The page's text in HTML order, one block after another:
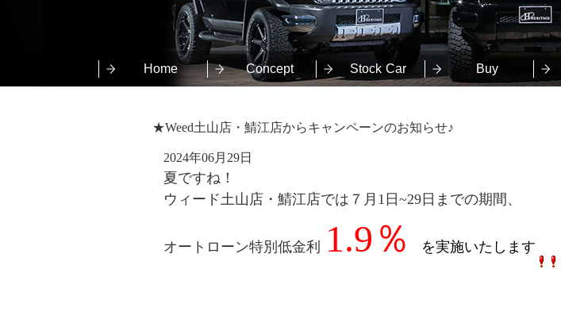
Home Concept Stock Car Buy
★Weed土山店・鯖江店からキャンペーンのお知らせ♪
2024年06月29日
夏ですね！
ウィード土山店・鯖江店では７月1日~29日までの期間、
オートローン特別低金利 1.9％ を実施いたします